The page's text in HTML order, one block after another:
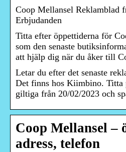
Coop Mellansel Reklamblad
Erbjudanden
Titta efter öppettiderna för
som den senaste
att hjälp dig när du åker till
Letar du efter det senaste
Det finns hos Kiimbino. Titta
giltiga från 20/02/2023 och
Coop Mellansel –
adress, telefon